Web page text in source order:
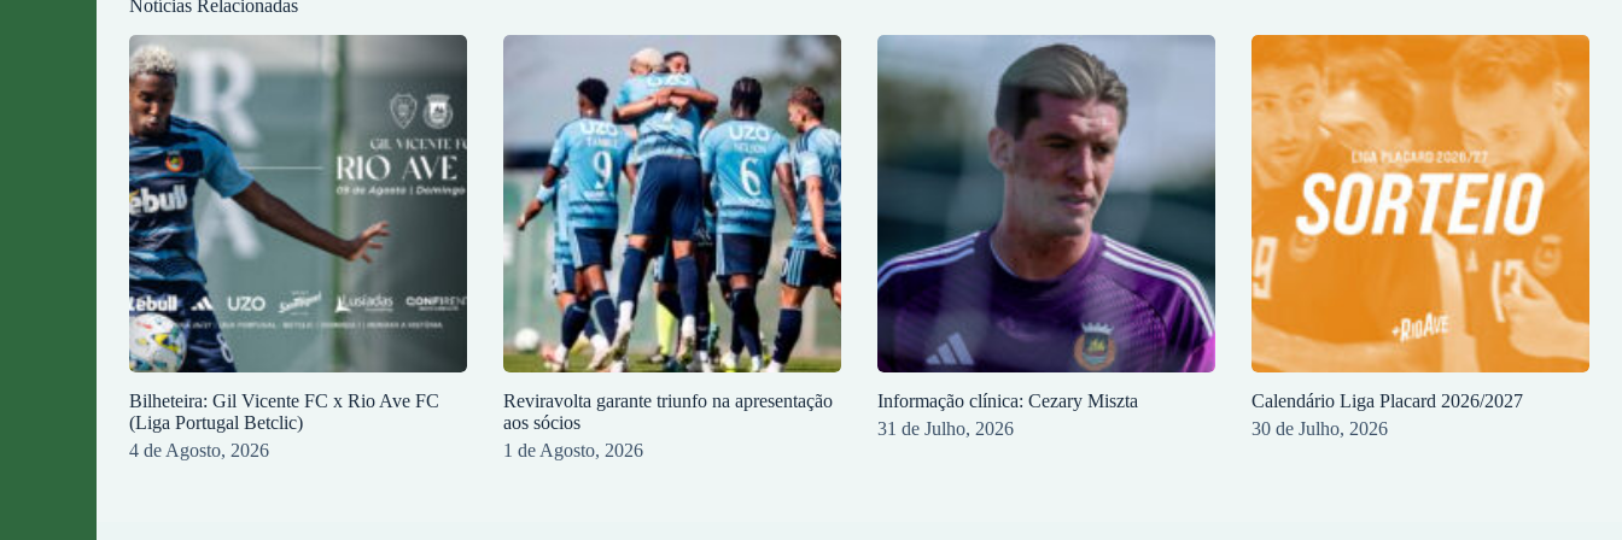
Notícias Relacionadas
Bilheteira: Gil Vicente FC x Rio Ave FC
(Liga Portugal Betclic)
4 de Agosto, 2026
Reviravolta garante triunfo na apresentação
aos sócios
1 de Agosto, 2026
Informação clínica: Cezary Miszta
31 de Julho, 2026
Calendário Liga Placard 2026/2027
30 de Julho, 2026